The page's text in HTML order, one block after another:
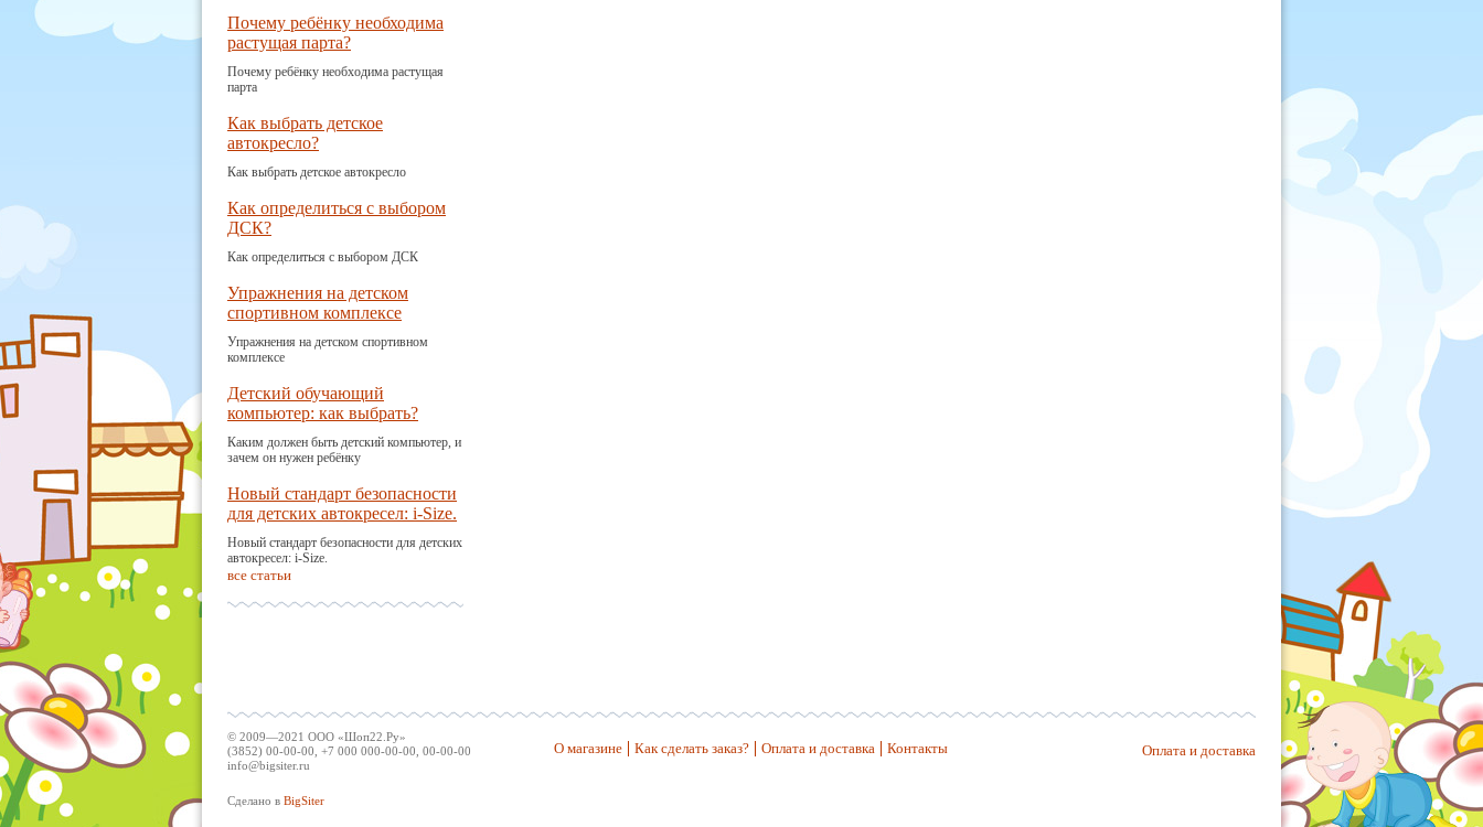
Почему ребёнку необходима
растущая парта?
Почему ребёнку необходима растущая
парта
Как выбрать детское
автокресло?
Как выбрать детское автокресло
Как определиться с выбором
ДСК?
Как определиться с выбором ДСК
Упражнения на детском
спортивном комплексе
Упражнения на детском спортивном
комплексе
Детский обучающий
компьютер: как выбрать?
Каким должен быть детский компьютер, и
зачем он нужен ребёнку
Новый стандарт безопасности
для детских автокресел: i-Size.
Новый стандарт безопасности для детских
автокресел: i-Size.
все статьи
© 2009—2021 ООО «Шоп22.Ру»
(3852) 00-00-00, +7 000 000-00-00, 00-00-00
info@bigsiter.ru
Сделано в BigSiter
О магазине Как сделать заказ? Оплата и доставка Контакты Оплата и доставка